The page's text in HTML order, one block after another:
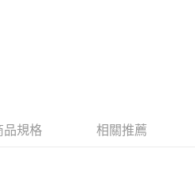
品規格 相關推薦